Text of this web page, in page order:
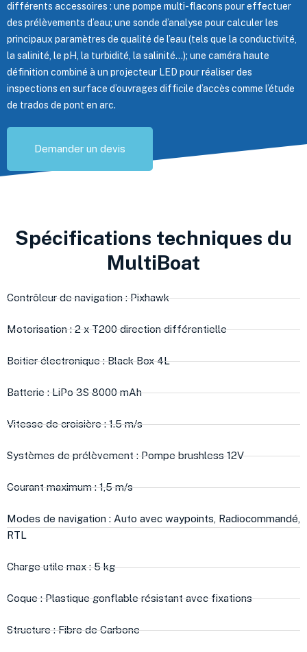
différents accessoires : une pompe multi-flacons pour effectuer
des prélèvements d’eau; une sonde d’analyse pour calculer les
principaux paramètres de qualité de l’eau (tels que la conductivité,
la salinité, le pH, la turbidité, la salinité…); une caméra haute
définition combiné à un projecteur LED pour réaliser des
inspections en surface d’ouvrages difficile d’accès comme l’étude
de trados de pont en arc.
Demander un devis
Spécifications techniques du
MultiBoat
Contrôleur de navigation : Pixhawk
Motorisation : 2 x T200 direction différentielle
Boitier électronique : Black Box 4L
Batterie : LiPo 3S 8000 mAh
Vitesse de croisière : 1.5 m/s
Systèmes de prélèvement : Pompe brushless 12V
Courant maximum : 1,5 m/s
Modes de navigation : Auto avec waypoints, Radiocommandé,
RTL
Charge utile max : 5 kg
Coque : Plastique gonflable résistant avec fixations
Structure : Fibre de Carbone